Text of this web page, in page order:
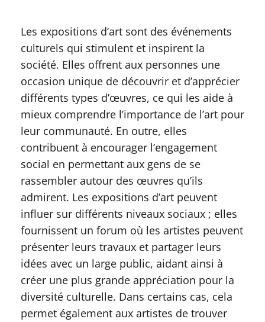
Les expositions d’art sont des événements
culturels qui stimulent et inspirent la
société. Elles offrent aux personnes une
occasion unique de découvrir et d’apprécier
différents types d’œuvres, ce qui les aide à
mieux comprendre l’importance de l’art pour
leur communauté. En outre, elles
contribuent à encourager l’engagement
social en permettant aux gens de se
rassembler autour des œuvres qu’ils
admirent. Les expositions d’art peuvent
influer sur différents niveaux sociaux ; elles
fournissent un forum où les artistes peuvent
présenter leurs travaux et partager leurs
idées avec un large public, aidant ainsi à
créer une plus grande appréciation pour la
diversité culturelle. Dans certains cas, cela
permet également aux artistes de trouver